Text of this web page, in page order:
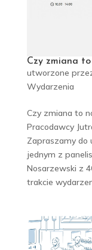
Czy zmiana to
utworzone
Wydarzenia
Czy zmiana to
Pracodawcy
Zapraszamy do
jednym z
Nosarzewski z
trakcie